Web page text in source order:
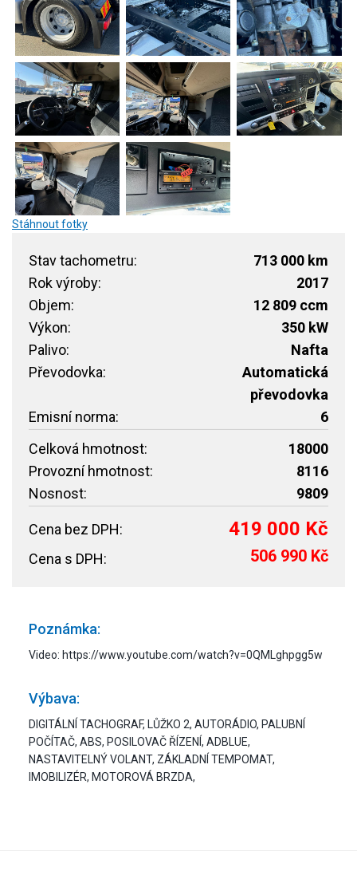
Stáhnout fotky
Stav tachometru:
713 000 km
Rok výroby:
2017
Objem:
12 809 ccm
Výkon:
350 kW
Palivo:
Nafta
Převodovka:
Automatická
převodovka
Emisní norma:
6
Celková hmotnost:
18000
Provozní hmotnost:
8116
Nosnost:
9809
Cena bez DPH: 419 000 Kč
Cena s DPH: 506 990 Kč
Poznámka:
Video: https://www.youtube.com/watch?v=0QMLghpgg5w
Výbava:
DIGITÁLNÍ TACHOGRAF, LŮŽKO 2, AUTORÁDIO, PALUBNÍ
POČÍTAČ, ABS, POSILOVAČ ŘÍZENÍ, ADBLUE,
NASTAVITELNÝ VOLANT, ZÁKLADNÍ TEMPOMAT,
IMOBILIZÉR, MOTOROVÁ BRZDA,